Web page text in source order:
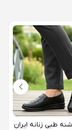
زنانه ایران